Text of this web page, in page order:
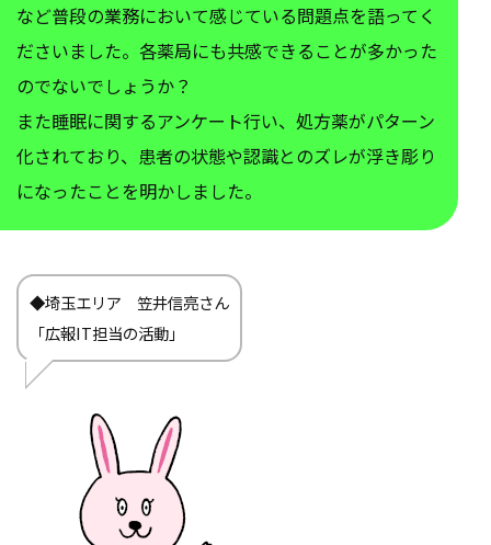
など普段の業務において感じている問題点を語ってく
ださいました。各薬局にも共感できることが多かった
のでないでしょうか？
また睡眠に関するアンケート行い、処方薬がパターン
化されており、患者の状態や認識とのズレが浮き彫り
になったことを明かしました。
◆埼玉エリア 笠井信亮さん
「広報IT担当の活動」